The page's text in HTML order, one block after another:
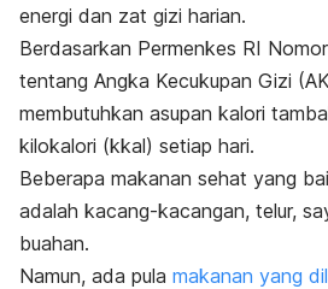
energi dan zat gizi harian.
Berdasarkan Permenkes RI
tentang Angka Kecukupan Gizi
membutuhkan asupan kalori
kilokalori (kkal) setiap hari.
Beberapa makanan sehat yang
adalah kacang-kacangan, telur,
buahan.
Namun, ada pula makanan yang